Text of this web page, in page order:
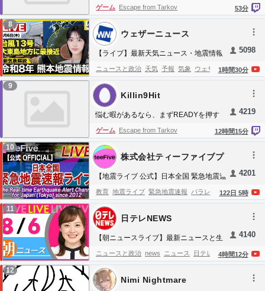
Escape From Tarkov
53分
ゲーム Escape from Tarkov
8
【ライブ】最新天気ニュース・地震情報
2026年8月6日(木) ／令和8年熊本地震情
報／台風13号が大東島地方に最接近 沖
縄は荒天警戒 〈ウェザーニュースLiVEサ
ンシャイン・松本真央／山口剛央〉
ウェザーニュース
1時間30分
5098
ニュースと政治 天気 予報 気象 ウェザーニ
ュース
士 防災 減災 アナウンサー
9
悩む暇があるなら、まずREADYを押す
Killin9Hit
12時間15分
4219
ゲーム Escape from Tarkov
10
【地震ライブ 公式】日本全国 緊急地震速
報ライブ The Real-time Earthquake Alert
Channel for Japan (Tokyo) since 2012
株式会社ティーファイブプ
122日 5時
4201
教育 地震ライブ 緊急地震速報 パラレル東
京 首都直下
災 関東大震災 中越地震
山 噴火 台風 東京湾 静岡 北海道 東北 近
畿 中部 四国 熊本 沖縄 原発 放射線量 津
波 河川 氾濫 交通情報 気象情報 阪神淡路
大震災 神戸 兵庫 京都 大阪 名古屋
11
【朝ニュースライブ】最新ニュースと生
活情報（8月6日） ──THE LATEST
NEWS SUMMARY（日テレNEWS
LIVE）
日テレNEWS
4時間12分
4140
ニュースと政治 news ニュース 日テレ
NEWS
地震 政治 社会 国際 首相 大統領
12
Nimi Nightmare